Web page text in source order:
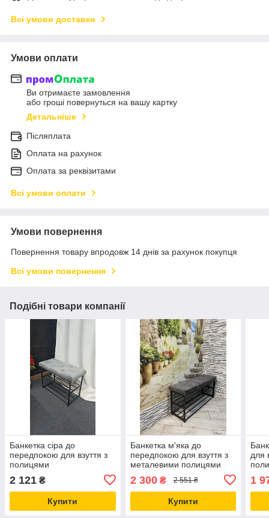
Всі умови доставки
Умови оплати
Ви отримаєте замовлення
або гроші повернуться на вашу картку
Детальніше
Післяплата
Оплата на рахунок
Оплата за реквізитами
Всі умови оплати
Умови повернення
Повернення товару впродовж 14 днів за рахунок покупця
Всі умови повернення
Подібні товари компанії
Банкетка сіра до
передпокою для взуття з
полицями
2 121 ₴
Купити
Банкетка м'яка до
передпокою для взуття з
металевими полицями
2 300₴ 2 551 ₴
Купити
для
1